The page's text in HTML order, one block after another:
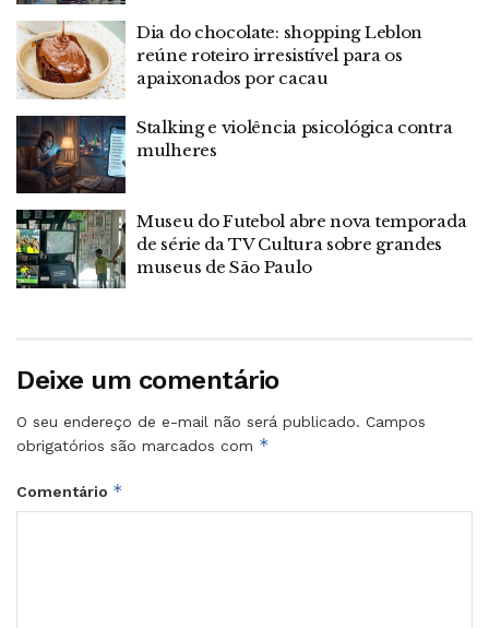
Dia do chocolate: shopping Leblon
reúne roteiro irresistível para os
apaixonados por cacau
Stalking e violência psicológica contra
mulheres
Museu do Futebol abre nova temporada
de série da TV Cultura sobre grandes
museus de São Paulo
Deixe um comentário
O seu endereço de e-mail não será publicado. Campos
obrigatórios são marcados com *
Comentário *